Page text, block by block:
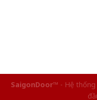
SaigonDoor™ - Hệ